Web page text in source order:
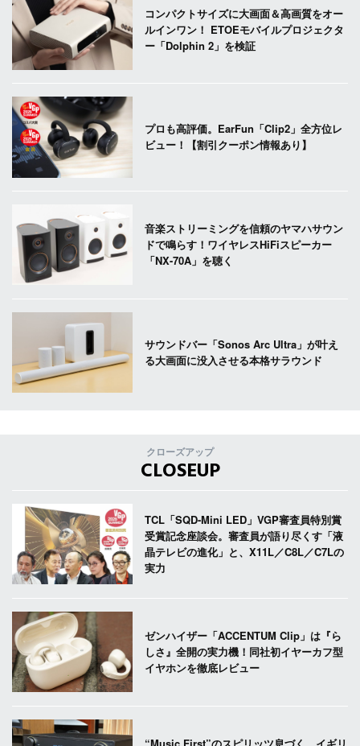
コンパクトサイズに大画面＆高画質をオー
ルインワン！ ETOEモバイルプロジェクタ
ー「Dolphin 2」を検証
プロも高評価。EarFun「Clip2」全方位レ
ビュー！【割引クーポン情報あり】
音楽ストリーミングを信頼のヤマハサウン
ドで鳴らす！ワイヤレスHiFiスピーカー
「NX-70A」を聴く
サウンドバー「Sonos Arc Ultra」が叶え
る大画面に没入させる本格サラウンド
クローズアップ
CLOSEUP
TCL「SQD-Mini LED」VGP審査員特別賞
受賞記念座談会。審査員が語り尽くす「液
晶テレビの進化」と、X11L／C8L／C7Lの
実力
ゼンハイザー「ACCENTUM Clip」は『ら
しさ』全開の実力機！同社初イヤーカフ型
イヤホンを徹底レビュー